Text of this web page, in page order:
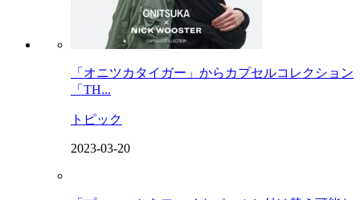
「オニツカタイガー」からカプセルコレクション
「TH...
トピック
2023-03-20